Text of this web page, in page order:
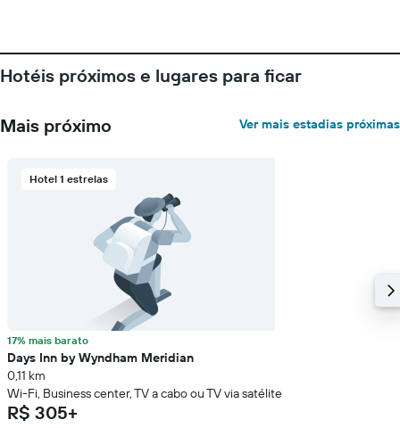
Hotéis próximos e lugares para ficar
Mais próximo Ver mais estadias próximas
Hotel 1 estrelas
17% mais barato
Days Inn by Wyndham Meridian
0,11 km
Wi-Fi, Business center, TV a cabo ou TV via satélite
R$ 305+